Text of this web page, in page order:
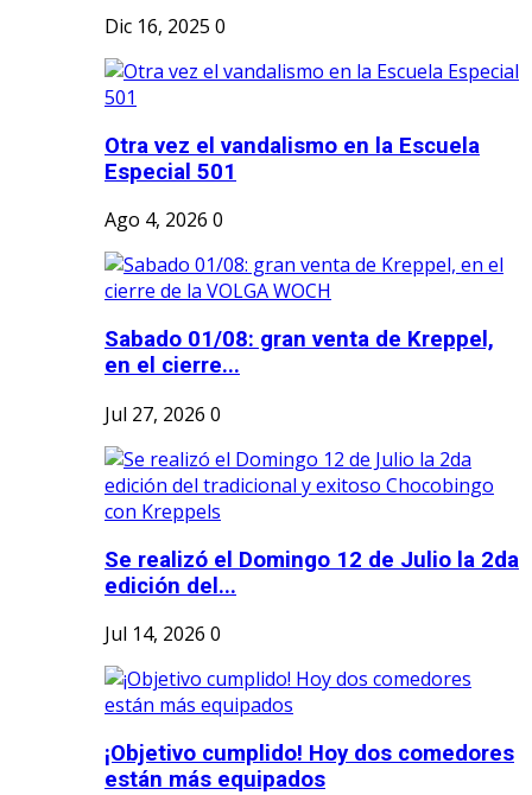
Dic 16, 2025 0
Otra vez el vandalismo en la Escuela
Especial 501
Ago 4, 2026 0
Sabado 01/08: gran venta de Kreppel,
en el cierre...
Jul 27, 2026 0
Se realizó el Domingo 12 de Julio la 2da
edición del...
Jul 14, 2026 0
¡Objetivo cumplido! Hoy dos comedores
están más equipados